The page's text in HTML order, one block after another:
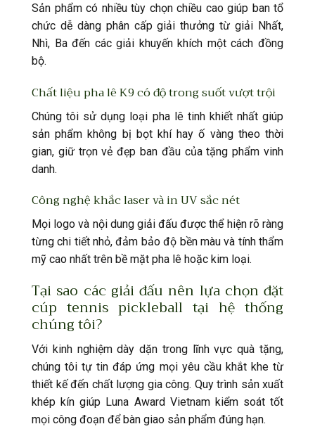
Sản phẩm có nhiều tùy chọn chiều cao giúp ban tổ
chức dễ dàng phân cấp giải thưởng từ giải Nhất,
Nhì, Ba đến các giải khuyến khích một cách đồng
bộ.
Chất liệu pha lê K9 có độ trong suốt vượt trội
Chúng tôi sử dụng loại pha lê tinh khiết nhất giúp
sản phẩm không bị bọt khí hay ố vàng theo thời
gian, giữ trọn vẻ đẹp ban đầu của tặng phẩm vinh
danh.
Công nghệ khắc laser và in UV sắc nét
Mọi logo và nội dung giải đấu được thể hiện rõ ràng
từng chi tiết nhỏ, đảm bảo độ bền màu và tính thẩm
mỹ cao nhất trên bề mặt pha lê hoặc kim loại.
Tại sao các giải đấu nên lựa chọn đặt
cúp tennis pickleball tại hệ thống
chúng tôi?
Với kinh nghiệm dày dặn trong lĩnh vực quà tặng,
chúng tôi tự tin đáp ứng mọi yêu cầu khắt khe từ
thiết kế đến chất lượng gia công. Quy trình sản xuất
khép kín giúp Luna Award Vietnam kiểm soát tốt
mọi công đoạn để bàn giao sản phẩm đúng hạn.